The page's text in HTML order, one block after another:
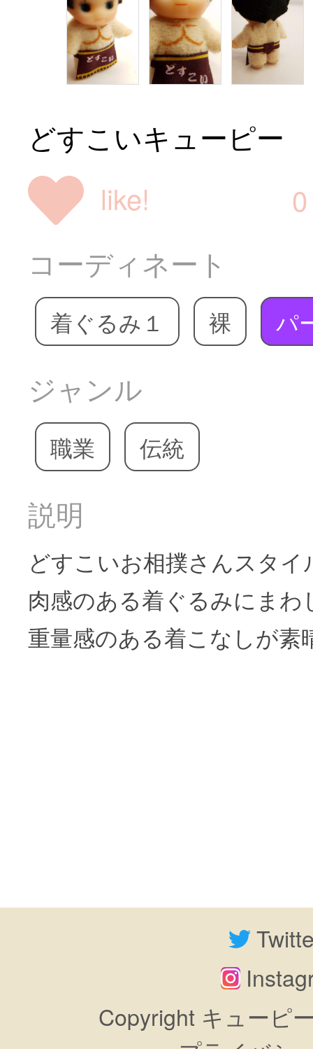
どすこいキューピー
like!
0
コーディネート
着ぐるみ１ 裸 パ
ジャンル
職業 伝統
説明
どすこいお相撲さんスタイ
肉感のある着ぐるみにま
重量感のある着こなしが素
Copyright キューピ